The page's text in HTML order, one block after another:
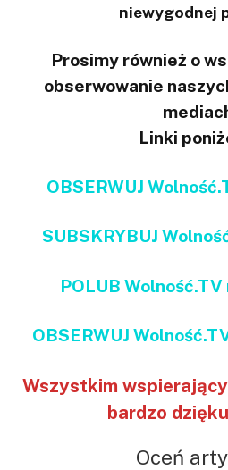
niewygodnej
Prosimy również o
obserwowanie
Linki
OBSERWUJ
SUBSKRYBUJ
POLUB
OBSERWUJ
Wszystkim
bardzo
Oceń